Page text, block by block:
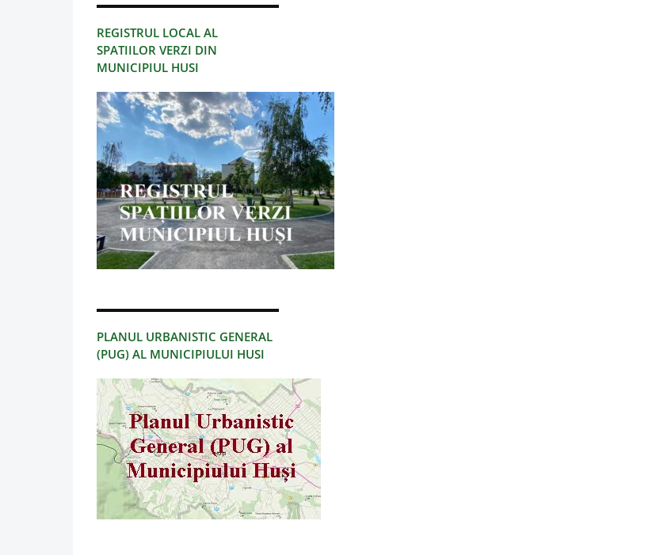
REGISTRUL LOCAL AL
SPATIILOR VERZI DIN
MUNICIPIUL HUSI
PLANUL URBANISTIC GENERAL
(PUG) AL MUNICIPIULUI HUSI